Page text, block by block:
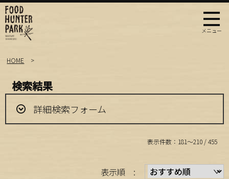
HOME
検索結果
詳細検索フォーム
表示件数：181～210 / 455
表示順 :